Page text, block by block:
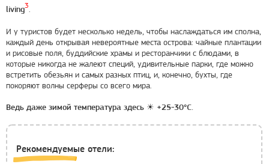
living3
И у туристов будет несколько недель, чтобы наслаждаться им сполна,
каждый день открывая невероятные места острова: чайные плантации
и рисовые поля, буддийские храмы и ресторанчики с блюдами, в
которые никогда не жалеют специй, удивительные парки, где можно
встретить обезьян и самых разных птиц, и, конечно, бухты, где
покоряют волны серферы со всего мира.
Ведь даже зимой температура здесь ☀ +25-30°C.
Рекомендуемые отели: